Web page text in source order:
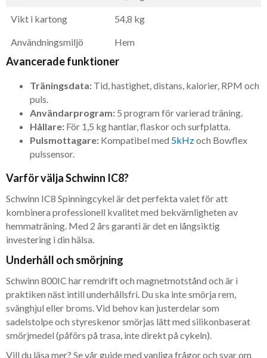
Vikt i kartong 54,8 kg
Användningsmiljö Hem
Avancerade funktioner
Träningsdata: Tid, hastighet, distans, kalorier, RPM och
puls.
Användarprogram: 5 program för varierad träning.
Hållare: För 1,5 kg hantlar, flaskor och surfplatta.
Pulsmottagare: Kompatibel med 5kHzoch Bowflex
pulssensor.
Varför välja Schwinn IC8?
Schwinn IC8 Spinningcykel är det perfekta valet för att
kombinera professionell kvalitet med bekvämligheten av
hemmaträning. Med 2 års garanti är det en långsiktig
investering i din hälsa.
Underhåll och smörjning
Schwinn 800IC har remdrift och magnetmotstånd och är i
praktiken näst intill underhållsfri. Du ska inte smörja rem,
svänghjul eller broms. Vid behov kan justerdelar som
sadelstolpe och styreskenor smörjas lätt med silikonbaserat
smörjmedel (påförs på trasa, inte direkt på cykeln).
Vill du läsa mer? Se vår guide med vanliga frågor och svar om